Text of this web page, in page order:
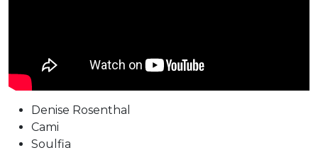
Denise Rosenthal
Cami
Soulfia